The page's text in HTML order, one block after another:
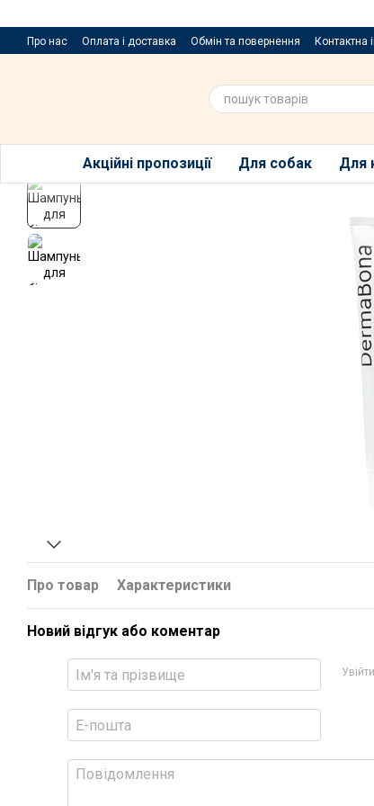
Про нас Оплата і доставка Обмін та повернення Контактна
Акційні пропозиції Для собак Для
Про товар Характеристики
Новий відгук або коментар